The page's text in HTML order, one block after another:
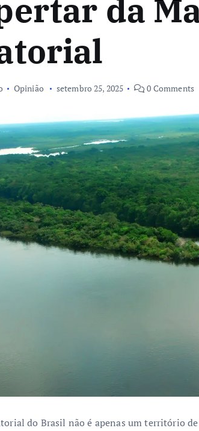
da
Opinião setembro 25, 2025 0 Comments
do Brasil não é apenas um território